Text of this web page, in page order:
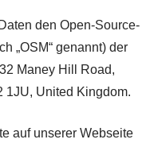
den Open-Source-
„OSM“ genannt) der
Maney Hill Road,
1JU, United Kingdom.
auf unserer Webseite